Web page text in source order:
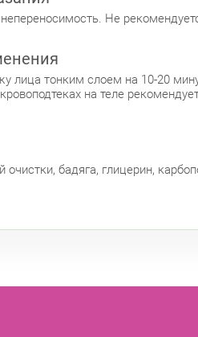
Не
лица тонким слоем на 10-20
на теле
очистки, бадяга, глицерин,